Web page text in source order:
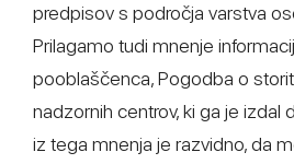
predpisov s področja varstva
Prilagamo tudi mnenje
pooblaščenca, Pogodba o
nadzornih centrov, ki ga je izdal
iz tega mnenja je razvidno, da